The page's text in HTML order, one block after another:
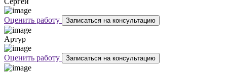
Оценить работу Записаться на консультацию
Артур
Оценить работу Записаться на консультацию